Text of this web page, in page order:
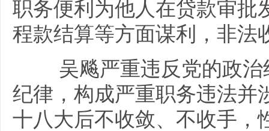
职务便利为他人在贷款审批
程款结算等方面谋利，非法
吴飚严重违反党的政治
纪律，构成严重职务违法并
十八大后不收敛、不收手，